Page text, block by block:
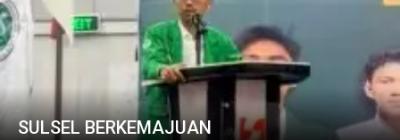
SULSEL BERKEMAJUAN